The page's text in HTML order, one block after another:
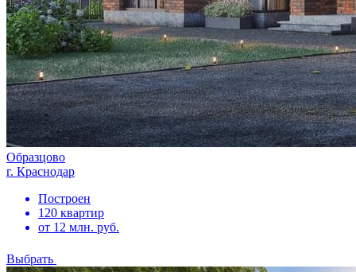
Образцово
г. Краснодар
Построен
120 квартир
от 12 млн. руб.
Выбрать